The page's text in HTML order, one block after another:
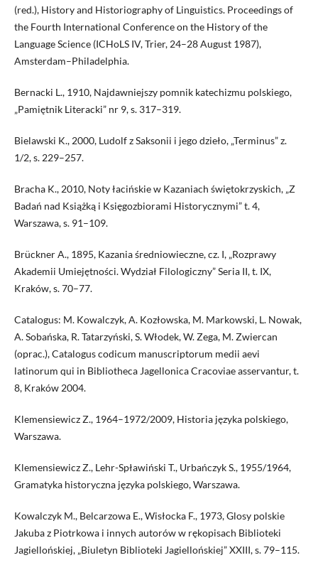
(red.), History and Historiography of Linguistics. Proceedings of
the Fourth International Conference on the History of the
Language Science (ICHoLS IV, Trier, 24–28 August 1987),
Amsterdam–Philadelphia.
Bernacki L., 1910, Najdawniejszy pomnik katechizmu polskiego,
„Pamiętnik Literacki” nr 9, s. 317–319.
Bielawski K., 2000, Ludolf z Saksonii i jego dzieło, „Terminus” z.
1/2, s. 229–257.
Bracha K., 2010, Noty łacińskie w Kazaniach świętokrzyskich, „Z
Badań nad Książką i Księgozbiorami Historycznymi” t. 4,
Warszawa, s. 91–109.
Brückner A., 1895, Kazania średniowieczne, cz. I, „Rozprawy
Akademii Umiejętności. Wydział Filologiczny” Seria II, t. IX,
Kraków, s. 70–77.
Catalogus: M. Kowalczyk, A. Kozłowska, M. Markowski, L. Nowak,
A. Sobańska, R. Tatarzyński, S. Włodek, W. Zega, M. Zwiercan
(oprac.), Catalogus codicum manuscriptorum medii aevi
latinorum qui in Bibliotheca Jagellonica Cracoviae asservantur, t.
8, Kraków 2004.
Klemensiewicz Z., 1964–1972/2009, Historia języka polskiego,
Warszawa.
Klemensiewicz Z., Lehr-Spławiński T., Urbańczyk S., 1955/1964,
Gramatyka historyczna języka polskiego, Warszawa.
Kowalczyk M., Belcarzowa E., Wisłocka F., 1973, Glosy polskie
Jakuba z Piotrkowa i innych autorów w rękopisach Biblioteki
Jagiellońskiej, „Biuletyn Biblioteki Jagiellońskiej” XXIII, s. 79–115.